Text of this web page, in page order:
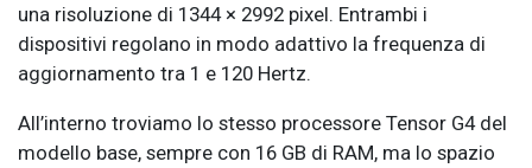
una risoluzione di 1344 × 2992 pixel. Entrambi i
dispositivi regolano in modo adattivo la frequenza di
aggiornamento tra 1 e 120 Hertz.
All’interno troviamo lo stesso processore Tensor G4 del
modello base, sempre con 16 GB di RAM, ma lo spazio